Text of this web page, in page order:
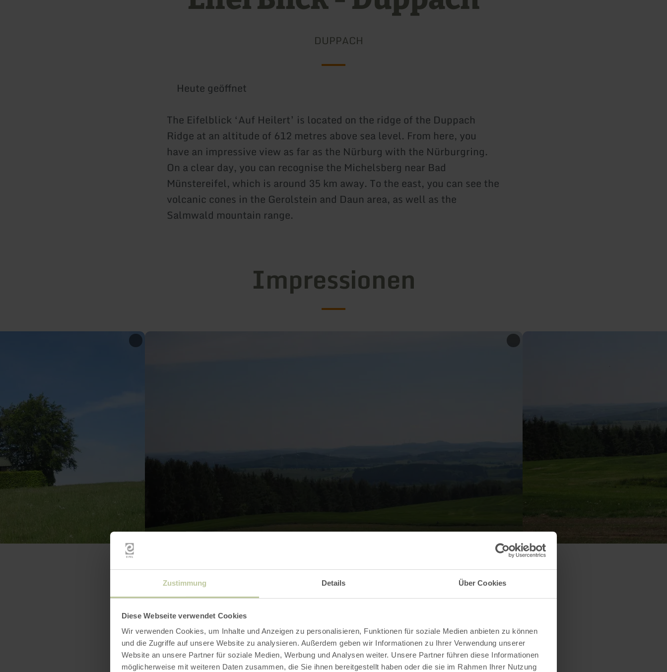
Zustimmung Details Über Cookies
Diese Webseite verwendet Cookies
Wir verwenden Cookies, um Inhalte und Anzeigen zu personalisieren, Funktionen für soziale Medien anbieten zu können
und die Zugriffe auf unsere Website zu analysieren. Außerdem geben wir Informationen zu Ihrer Verwendung unserer
Website an unsere Partner für soziale Medien, Werbung und Analysen weiter. Unsere Partner führen diese Informationen
möglicherweise mit weiteren Daten zusammen, die Sie ihnen bereitgestellt haben oder die sie im Rahmen Ihrer Nutzung
DUPPACH
Heute geöffnet
The Eifelblick ‘Auf Heilert’ is located on the ridge of the Duppach
Ridge at an altitude of 612 metres above sea level. From here, you
have an impressive view as far as the Nürburg with the Nürburgring.
On a clear day, you can recognise the Michelsberg near Bad
Münstereifel, which is around 35 km away. To the east, you can see the
volcanic cones in the Gerolstein and Daun area, as well as the
Salmwald mountain range.
Impressionen
Galerie öffnen
Kontakt